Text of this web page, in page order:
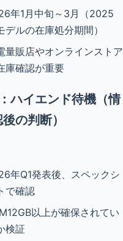
年1月中旬～3月（2025
デルの在庫処分期間）
量販店やオンラインストア
庫確認が重要
ハイエンド待機（情
の判断）
年Q1発表後、スペックシ
で確認
以上が確保されてい
検証